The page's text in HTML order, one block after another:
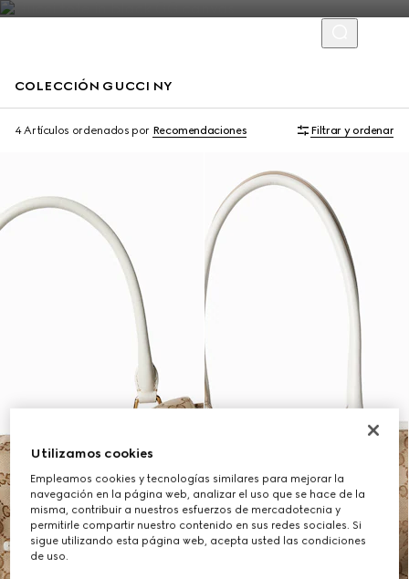
COLECCIÓN GUCCI NY
4 Artículos ordenados por Recomendaciones Filtrar y ordenar
Limited Edition Limited Edition
Utilizamos cookies
Empleamos cookies y tecnologías similares para mejorar la
navegación en la página web, analizar el uso que se hace de la
misma, contribuir a nuestros esfuerzos de mercadotecnia y
permitirle compartir nuestro contenido en sus redes sociales. Si
sigue utilizando esta página web, acepta usted las condiciones
de uso.